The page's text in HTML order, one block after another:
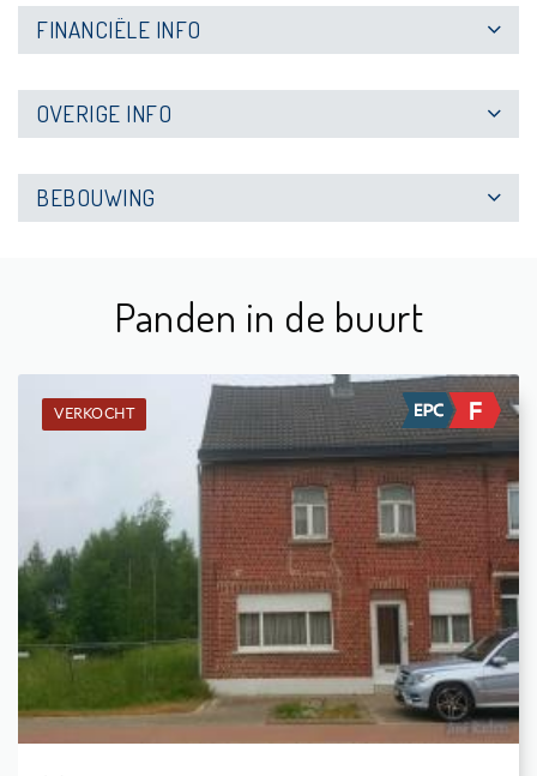
FINANCIËLE INFO
OVERIGE INFO
BEBOUWING
Panden in de buurt
VERKOCHT
Verkocht: Woning
4
-
-